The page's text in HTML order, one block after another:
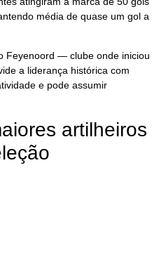
média de quase um gol a
Feyenoord — clube onde iniciou
a liderança histórica com
e pode assumir
artilheiros